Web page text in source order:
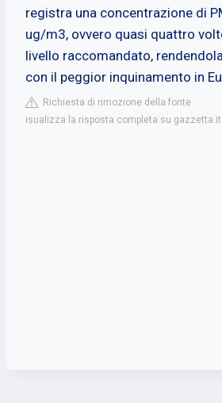
registra una concentrazione di
ug/m3, ovvero quasi quattro
livello raccomandato,
con il peggior inquinamento in
Richiesta di rimozione della fonte
isualizza la risposta completa su gazzetta.it